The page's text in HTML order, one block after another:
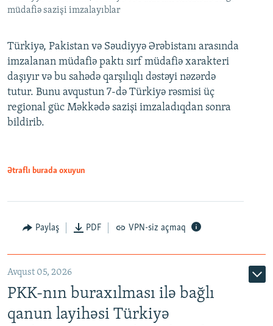
müdafiə sazişi imzalayıblar
Türkiyə, Pakistan və Səudiyyə Ərəbistanı arasında
imzalanan müdafiə paktı sırf müdafiə xarakteri
daşıyır və bu sahədə qarşılıqlı dəstəyi nəzərdə
tutur. Bunu avqustun 7-də Türkiyə rəsmisi üç
regional güc Məkkədə sazişi imzaladıqdan sonra
bildirib.
Ətraflı burada oxuyun
Paylaş PDF VPN-siz açmaq
Avqust 05, 2026
PKK-nın buraxılması ilə bağlı
qanun layihəsi Türkiyə